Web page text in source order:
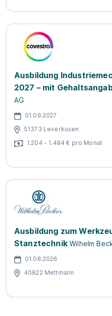
Ausbildung
2027 – mit
AG
01.09.2027
51373 Leverkusen
1.204 - 1.484 € pro Monat
Ausbildung zum
Stanztechnik Wilhelm
01.08.2026
40822 Mettmann